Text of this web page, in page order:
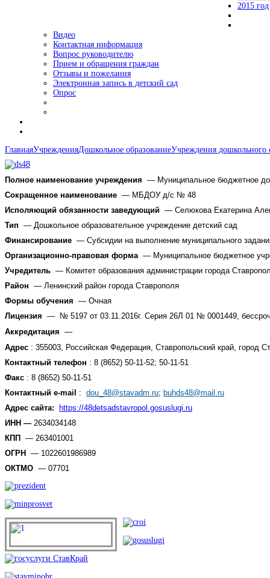
2015 год
Видео
Контактная информация
Вопрос руководителю
Прием и обращения граждан
Отзывы и пожелания
Электронная запись в детский сад
Опрос
ГлавнаяУчрежденияДошкольное образованиеУчреждения дошкольного
Полное наименование учреждения — Муниципальное бюджетное
Сокращенное наименование — МБДОУ д/с № 48
Исполяющий обязанности заведующий — Селюкова Екатерина
Тип — Дошкольное образовательное учреждение детский сад
Финансирование — Субсидии на выполнение муниципального
Организационно-правовая форма — Муниципальное бюджетное
Учредитель — Комитет образования администрации города
Район — Ленинский район города Ставрополя
Формы обучения — Очная
Лицензия —
№ 5197 от 03.11.2016г. Серия 26Л 01 № 0001449,
Аккредитация —
Адрес : 355003, Российская Федерация, Ставропольский край, город
Контактный телефон : 8 (8652) 50-11-52; 50-11-51
Факс : 8 (8652) 50-11-51
Контактный e-mail
: dou_48@stavadm.ru; buhds48@mail.ru
Адрес сайта:
https://48detsadstavropol.gosuslugi.ru
ИНН — 2634034148
КПП
— 263401001
ОГРН
— 1022601986989
ОКТМО — 07701